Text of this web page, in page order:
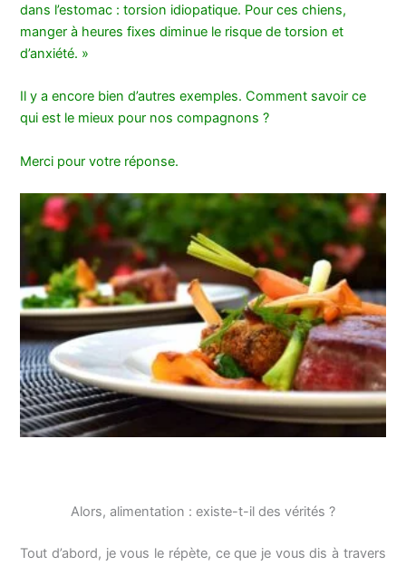
dans l’estomac : torsion idiopatique. Pour ces chiens,
manger à heures fixes diminue le risque de torsion et
d’anxiété. »
Il y a encore bien d’autres exemples. Comment savoir ce
qui est le mieux pour nos compagnons ?
Merci pour votre réponse.
Alors, alimentation : existe-t-il des vérités ?
Tout d’abord, je vous le répète, ce que je vous dis à travers